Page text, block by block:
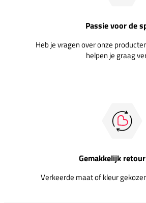
Passie voor de
Heb je vragen over onze
helpen je graag
Gemakkelijk
Verkeerde maat of kleur